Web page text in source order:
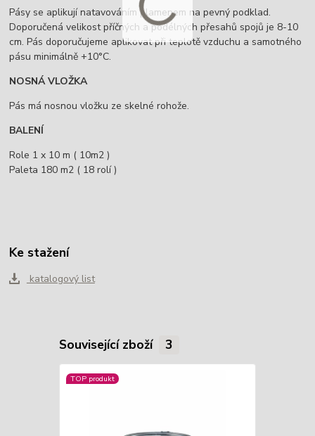
Pásy se aplikují natavováním plamenem na pevný podklad.
Doporučená velikost příčných a podélných přesahů spojů je 8-10
cm. Pás doporučujeme aplikovat při teplotě vzduchu a samotného
pásu minimálně +10°C.
NOSNÁ VLOŽKA
Pás má nosnou vložku ze skelné rohože.
BALENÍ
Role 1 x 10 m ( 10m2 )
Paleta 180 m2 ( 18 rolí )
Ke stažení
katalogový list
Související zboží 3
TOP produkt